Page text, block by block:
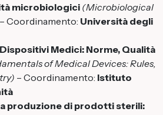
microbiologici (Microbiological
– Coordinamento: Università degli
Medici: Norme, Qualità
of Medical Devices: Rules,
– Coordinamento: Istituto
produzione di prodotti sterili: